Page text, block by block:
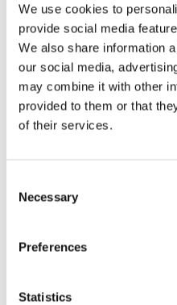
We use cookies to
provide social media
We also share information
our social media,
may combine it with other
provided to them or that
of their services.
Necessary
Preferences
Statistics
Storlek
Totalbredd
Linsbred
Linshöjd
Vikt inkl. fodral
Klicka här för att se hur vi